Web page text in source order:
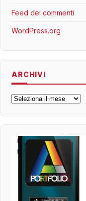
Feed dei commenti
WordPress.org
ARCHIVI
Archivi